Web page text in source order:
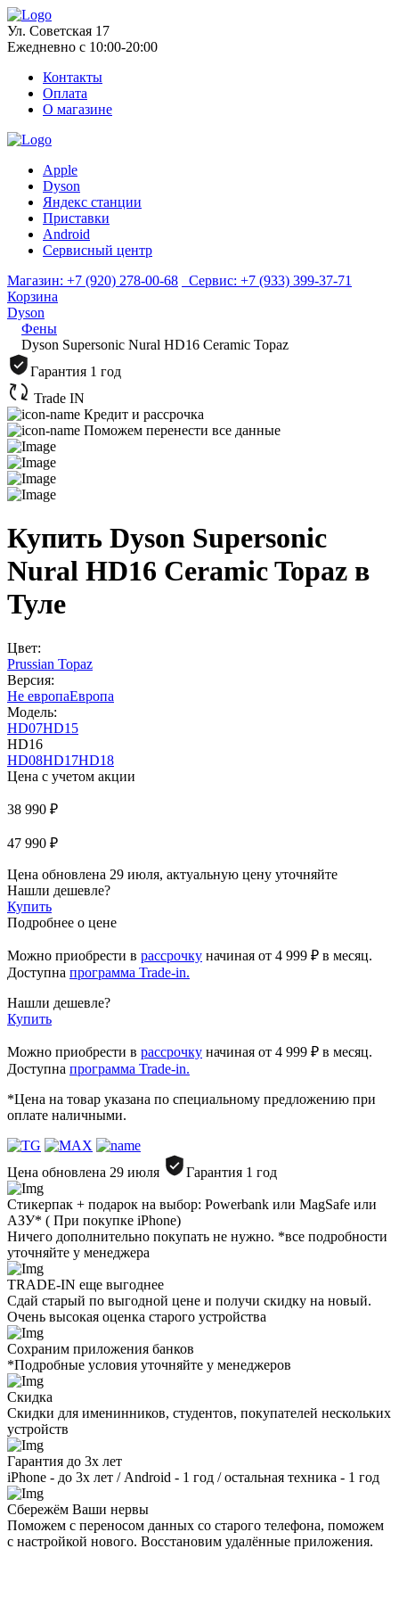
Ул. Советская 17
Ежедневно с 10:00-20:00
Контакты
Оплата
О магазине
Apple
Dyson
Яндекс станции
Приставки
Android
Сервисный центр
Магазин: +7 (920) 278-00-68 Сервис: +7 (933) 399-37-71
Корзина
Dyson
Фены
Dyson Supersonic Nural HD16 Ceramic Topaz
Гарантия 1 год
Trade IN
Кредит и рассрочка
Поможем перенести все данные
Купить Dyson Supersonic
Nural HD16 Ceramic Topaz в
Туле
Цвет:
Prussian Topaz
Версия:
Не европаЕвропа
Модель:
HD07HD15
HD16
HD08HD17HD18
Цена с учетом акции
38 990 ₽
47 990 ₽
Цена обновлена 29 июля, актуальную цену уточняйте
Нашли дешевле?
Купить
Подробнее о цене
Можно приобрести в рассрочку начиная от 4 999 ₽ в месяц.
Доступна программа Trade-in.
Нашли дешевле?
Купить
Можно приобрести в рассрочку начиная от 4 999 ₽ в месяц.
Доступна программа Trade-in.
*Цена на товар указана по специальному предложению при
оплате наличными.
Цена обновлена 29 июля Гарантия 1 год
Стикерпак + подарок на выбор: Powerbank или MagSafe или
AЗУ* ( При покупке iPhone)
Ничего дополнительно покупать не нужно. *все подробности
уточняйте у менеджера
TRADE-IN еще выгоднее
Сдай старый по выгодной цене и получи скидку на новый.
Очень высокая оценка старого устройства
Сохраним приложения банков
*Подробные условия уточняйте у менеджеров
Скидка
Скидки для именинников, студентов, покупателей нескольких
устройств
Гарантия до 3х лет
iPhone - до 3х лет / Android - 1 год / остальная техника - 1 год
Сбережём Ваши нервы
Поможем с переносом данных со старого телефона, поможем
с настройкой нового. Восстановим удалённые приложения.